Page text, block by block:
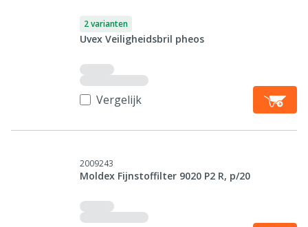
2 varianten
Uvex Veiligheidsbril pheos
Vergelijk
2009243
Moldex Fijnstoffilter 9020 P2 R, p/20